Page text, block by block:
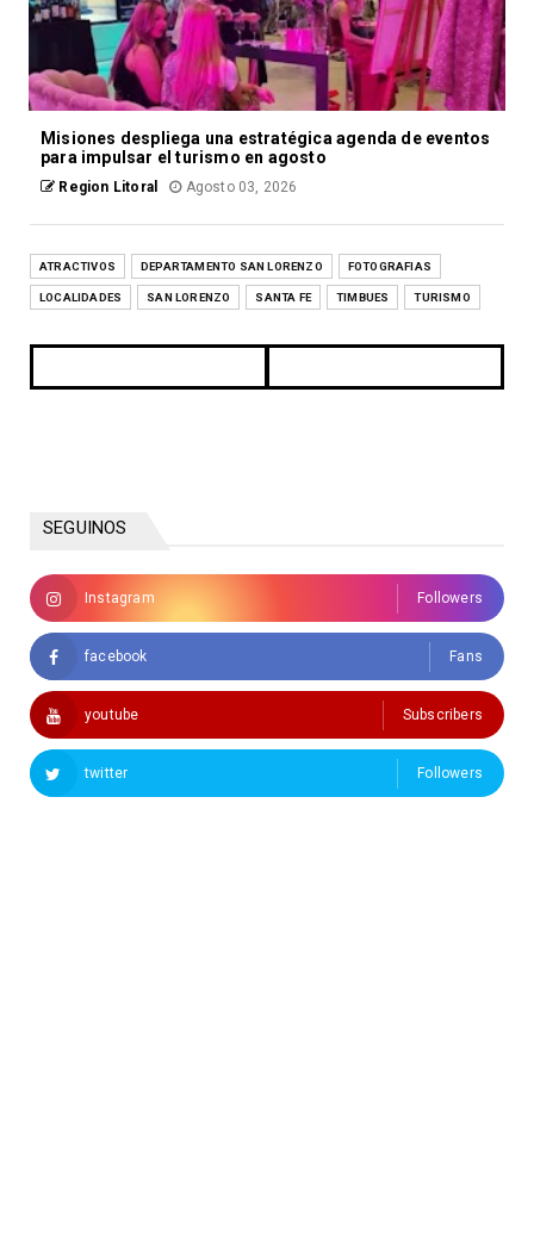
Misiones despliega una estratégica agenda de eventos
para impulsar el turismo en agosto
Region Litoral Agosto 03, 2026
ATRACTIVOS DEPARTAMENTO SAN LORENZO FOTOGRAFIAS
LOCALIDADES SAN LORENZO SANTA FE TIMBUES TURISMO
SEGUINOS
Instagram Followers
facebook Fans
youtube Subscribers
twitter Followers